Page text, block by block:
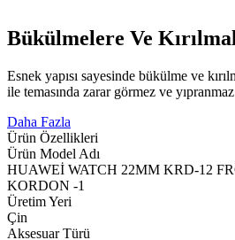
Bükülmelere Ve
Esnek yapısı sayesinde bükülme ve
ile temasında zarar görmez ve
Daha Fazla
Ürün Özellikleri
Ürün Model Adı
HUAWEİ WATCH 22MM KRD-12
KORDON -1
Üretim Yeri
Çin
Aksesuar Türü